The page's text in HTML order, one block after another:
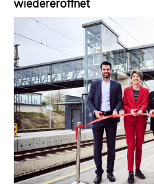
wiedereröffnet